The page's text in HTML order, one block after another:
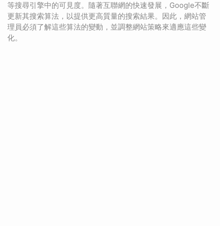
等搜尋引擎中的可見度。隨著互聯網的快速發展，Google不斷
更新其搜索算法，以提供更高質量的搜索結果。因此，網站管
理員必須了解這些算法的變動，並調整網站策略來適應這些變
化。